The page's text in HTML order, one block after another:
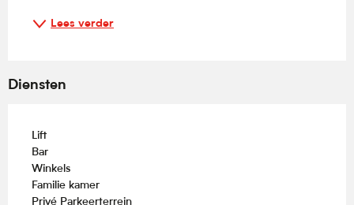
Lees verder
Diensten
Lift
Bar
Winkels
Familie kamer
Privé Parkeerterrein